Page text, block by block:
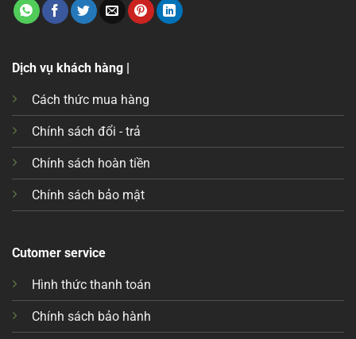
Dịch vụ khách hàng |
Cách thức mua hàng
Chính sách đổi - trả
Chính sách hoàn tiền
Chính sách bảo mật
Cutomer service
Hình thức thanh toán
Chính sách bảo hành